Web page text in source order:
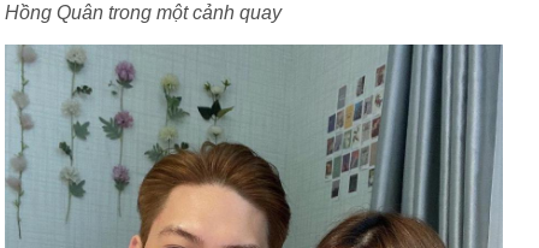
Hồng Quân trong một cảnh quay